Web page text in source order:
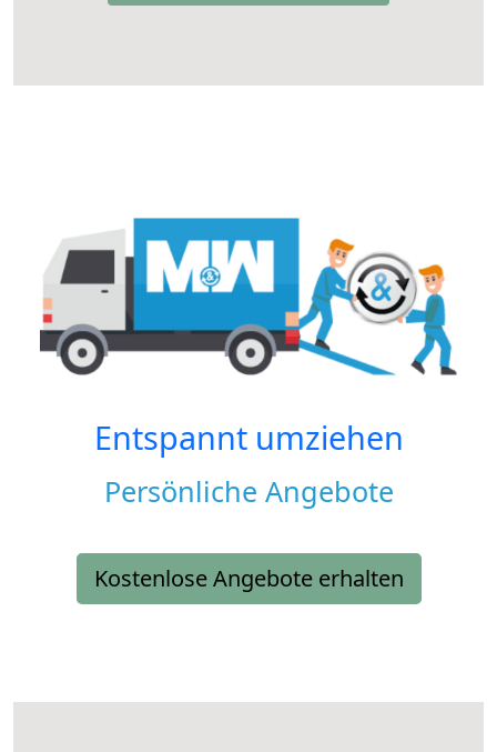
Entspannt umziehen
Persönliche Angebote
Kostenlose Angebote erhalten